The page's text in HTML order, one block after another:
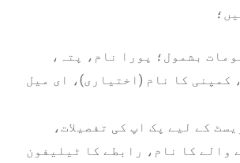
بشمول؛ پورا نام، پتہ،
کمپنی کا نام (اختیاری)، ای میل
کے لیے پک اپ کی تفصیلات،
والے کا نام، رابطے کا ٹیلیفون